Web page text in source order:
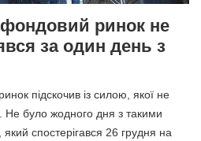
ринок не
за один день з
підскочив із силою, якої не
Не було жодного дня з такими
спостерігався 26 грудня на